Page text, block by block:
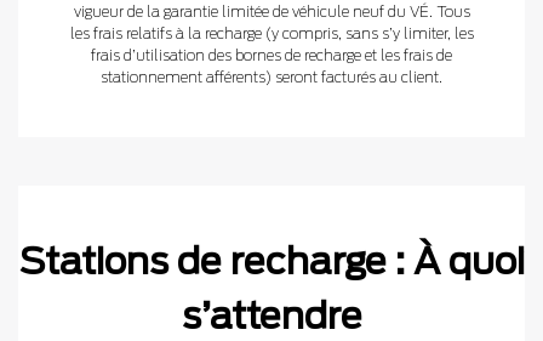
vigueur de la garantie limitée de véhicule neuf du VÉ. Tous
les frais relatifs à la recharge (y compris, sans s’y limiter, les
frais d’utilisation des bornes de recharge et les frais de
stationnement afférents) seront facturés au client.
Stations de recharge : À quoi
s’attendre